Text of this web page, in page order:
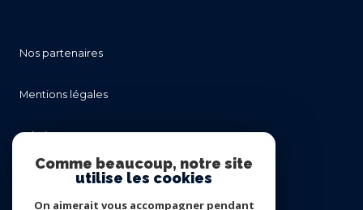
nos partenaires
mentions légales
admin
nos honoraires
Comme beaucoup, notre site
utilise les cookies
On aimerait vous accompagner pendant